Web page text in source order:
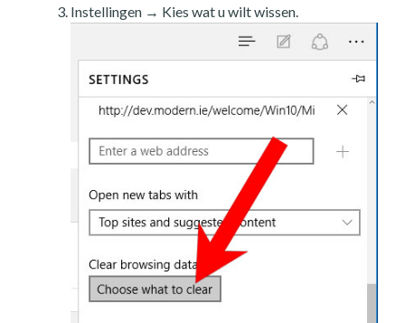
Instellingen → Kies wat u wilt wissen.